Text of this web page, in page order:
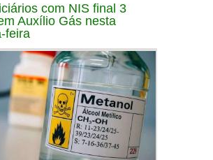
com NIS final 3
Auxílio Gás nesta
feira